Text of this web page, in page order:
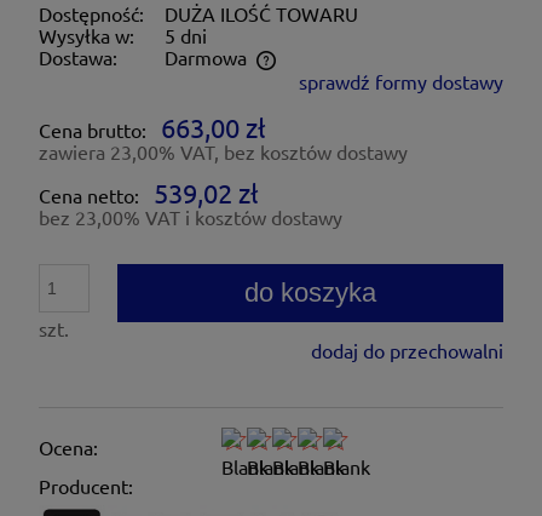
Dostępność:
DUŻA ILOŚĆ TOWARU
Wysyłka w:
5 dni
Dostawa:
Darmowa
Cena nie zawiera ewentualnych kosztów płatności
sprawdź formy dostawy
Cena brutto:
663,00 zł
zawiera 23,00% VAT, bez kosztów dostawy
Cena netto:
539,02 zł
bez 23,00% VAT i kosztów dostawy
szt.
do koszyka
dodaj do przechowalni
Ocena:
Producent: